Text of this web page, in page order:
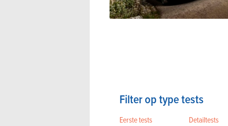
Filter op type tests
Eerste tests Detailtests